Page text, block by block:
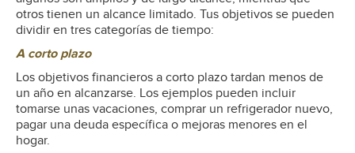
otros tienen un alcance limitado. Tus objetivos se pueden
dividir en tres categorías de tiempo:
A corto plazo
Los objetivos financieros a corto plazo tardan menos de
un año en alcanzarse. Los ejemplos pueden incluir
tomarse unas vacaciones, comprar un refrigerador nuevo,
pagar una deuda específica o mejoras menores en el
hogar.